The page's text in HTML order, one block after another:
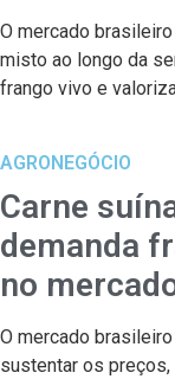
O mercado
misto ao longo da
frango vivo e
AGRONEGÓCIO
Carne
demanda
no
O mercado
sustentar os